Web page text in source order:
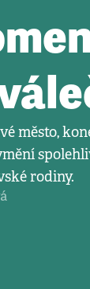
město,
rodiny.